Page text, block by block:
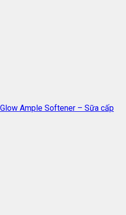
Ample Softener – Sữa cấp